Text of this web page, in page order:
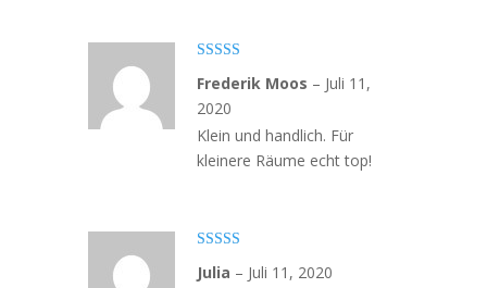
mit4von
5
Frederik Moos – Juli 11,
2020
Klein und handlich. Für
kleinere Räume echt top!
5von 5
Julia – Juli 11, 2020